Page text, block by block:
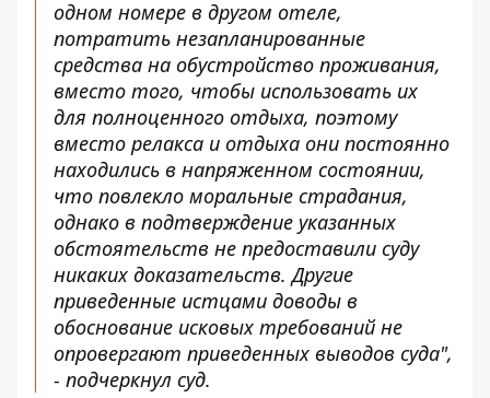
одном номере в другом отеле,
потратить незапланированные
средства на обустройство проживания,
вместо того, чтобы использовать их
для полноценного отдыха, поэтому
вместо релакса и отдыха они постоянно
находились в напряженном состоянии,
что повлекло моральные страдания,
однако в подтверждение указанных
обстоятельств не предоставили суду
никаких доказательств. Другие
приведенные истцами доводы в
обоснование исковых требований не
опровергают приведенных выводов суда",
- подчеркнул суд.